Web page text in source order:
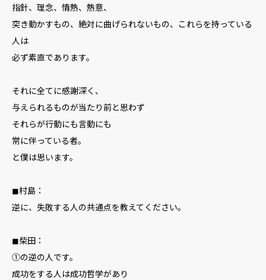
指針、理念、情熱、熱意、
突き動かすもの、絶対に曲げられないもの、これらを持っている
人は
必ず素直であります。
それに全てに感謝深く、
与えられるものが当たり前と思わず
それらが行動にも言動にも
常に伴っている者。
と僕は思います。
◼︎村島：
逆に、失敗する人の共通点を教えてください。
◼︎柴田：
①の逆の人です。
成功をする人は成功哲学があり